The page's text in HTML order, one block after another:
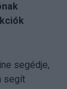
segédje,
segít